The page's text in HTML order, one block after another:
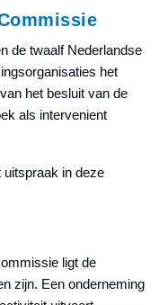
de twaalf Nederlandse
het
het besluit van de
als intervenient
uitspraak in deze
ligt de
zijn. Een onderneming